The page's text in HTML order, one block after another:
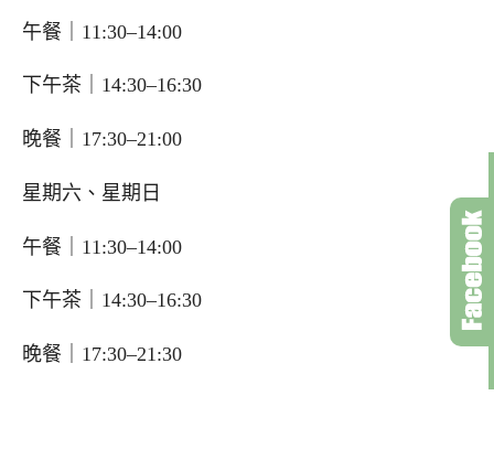
午餐｜11:30–14:00
下午茶｜14:30–16:30
晚餐｜17:30–21:00
星期六、星期日
午餐｜11:30–14:00
下午茶｜14:30–16:30
晚餐｜17:30–21:30